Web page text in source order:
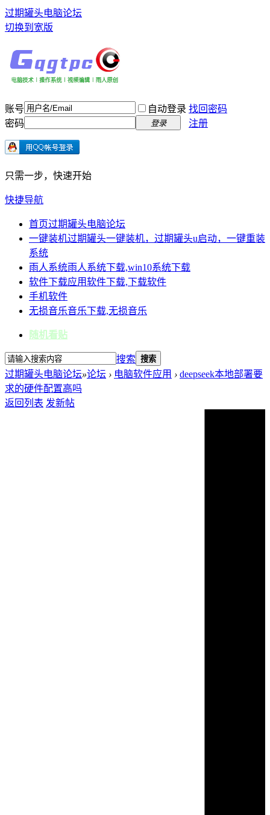
过期罐头电脑论坛
切换到宽版
账号 自动登录 找回密码
密码
登录 注册
只需一步，快速开始
快捷导航
首页过期罐头电脑论坛
一键装机过期罐头一键装机，过期罐头u启动，一键重装
系统
雨人系统雨人系统下载,win10系统下载
软件下载应用软件下载,下载软件
手机软件
无损音乐音乐下载,无损音乐
随机看贴
搜索 搜索
过期罐头电脑论坛»论坛 › 电脑软件应用 › deepseek本地部署要
求的硬件配置高吗
返回列表 发新帖